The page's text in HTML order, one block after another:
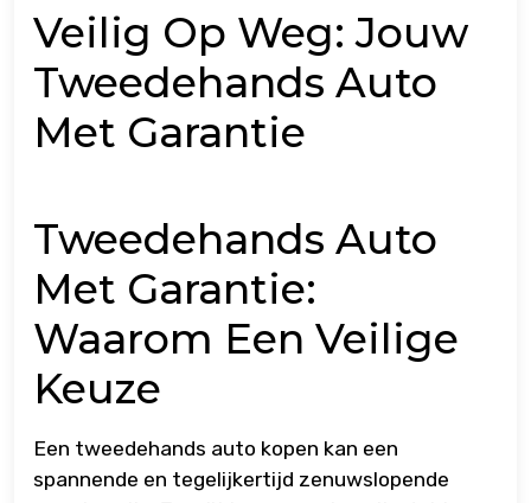
Veilig Op Weg: Jouw
Tweedehands Auto
Met Garantie
Tweedehands Auto
Met Garantie:
Waarom Een Veilige
Keuze
Een tweedehands auto kopen kan een
spannende en tegelijkertijd zenuwslopende